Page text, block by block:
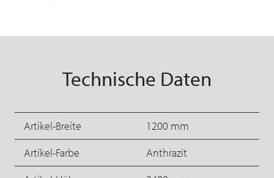
Technische Daten
Artikel-Breite
1200 mm
Artikel-Farbe
Anthrazit